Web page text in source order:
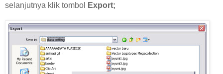
selanjutnya klik tombol
Export;